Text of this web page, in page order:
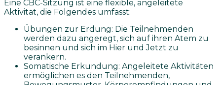
Eine CBC-Sitzung ist eine flexible, angeleitete
Aktivität, die Folgendes umfasst:
Übungen zur Erdung: Die Teilnehmenden
werden dazu angeregt, sich auf ihren Atem zu
besinnen und sich im Hier und Jetzt zu
verankern.
Somatische Erkundung: Angeleitete Aktivitäten
ermöglichen es den Teilnehmenden,